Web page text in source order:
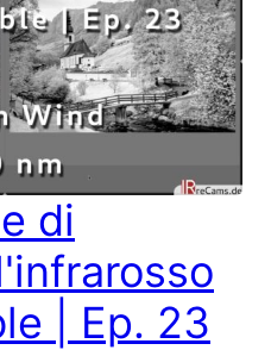
di
| Ep. 23